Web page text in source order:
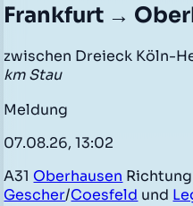
Frankfurt →
zwischen Dreieck Köln-
km Stau
Meldung
07.08.26, 13:02
A31 Oberhausen
Gescher/Coesfeld und